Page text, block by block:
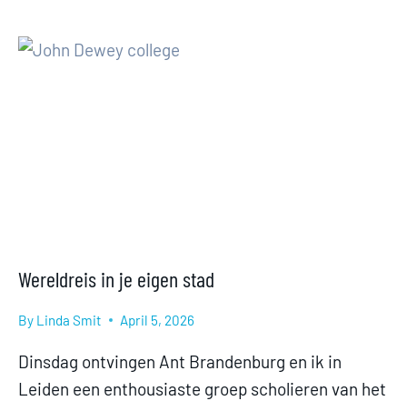
Wereldreis in je eigen stad
By Linda Smit April 5, 2026
Dinsdag ontvingen Ant Brandenburg en ik in
Leiden een enthousiaste groep scholieren van het